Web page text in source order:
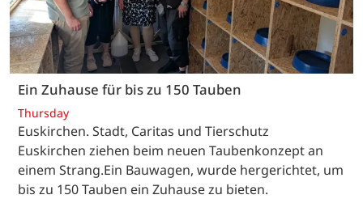
Ein Zuhause für bis zu 150 Tauben
Thursday
Euskirchen. Stadt, Caritas und Tierschutz
Euskirchen ziehen beim neuen Taubenkonzept an
einem Strang.Ein Bauwagen, wurde hergerichtet, um
bis zu 150 Tauben ein Zuhause zu bieten.